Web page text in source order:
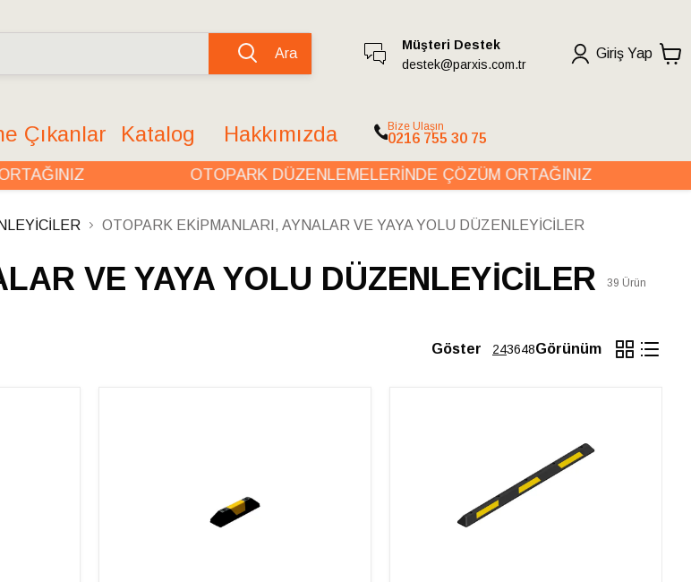
Ara
Müşteri Destek
destek@parxis.com.tr
Giriş Yap
Çıkanlar Katalog Hakkımızda Bize Ulaşın
0216 755 30 75
OTOPARK DÜZENLEMELERİNDE ÇÖZÜM ORTAĞINIZ
OTOPARK EKİPMANLARI, AYNALAR VE YAYA YOLU DÜZENLEYİCİLER
VE YAYA YOLU DÜZENLEYİCİLER 39 Ürün
Göster 243648Görünüm